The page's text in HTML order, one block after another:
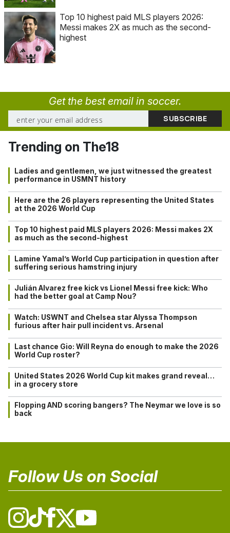
Top 10 highest paid MLS players 2026:
Messi makes 2X as much as the second-
highest
Get the best email in soccer.
Trending on The18
Ladies and gentlemen, we just witnessed the greatest
performance in USMNT history
Here are the 26 players representing the United States
at the 2026 World Cup
Top 10 highest paid MLS players 2026: Messi makes 2X
as much as the second-highest
Lamine Yamal’s World Cup participation in question after
suffering serious hamstring injury
Julián Alvarez free kick vs Lionel Messi free kick: Who
had the better goal at Camp Nou?
Watch: USWNT and Chelsea star Alyssa Thompson
furious after hair pull incident vs. Arsenal
Last chance Gio: Will Reyna do enough to make the 2026
World Cup roster?
United States 2026 World Cup kit makes grand reveal…
in a grocery store
Flopping AND scoring bangers? The Neymar we love is so
back
Follow Us on Social